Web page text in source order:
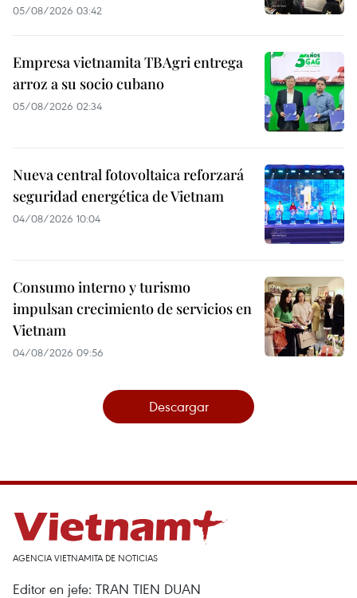
05/08/2026 03:42
Empresa vietnamita TBAgri entrega
arroz a su socio cubano
05/08/2026 02:34
Nueva central fotovoltaica reforzará
seguridad energética de Vietnam
04/08/2026 10:04
Consumo interno y turismo
impulsan crecimiento de servicios en
Vietnam
04/08/2026 09:56
Descargar
AGENCIA VIETNAMITA DE NOTICIAS
Editor en jefe: TRAN TIEN DUAN